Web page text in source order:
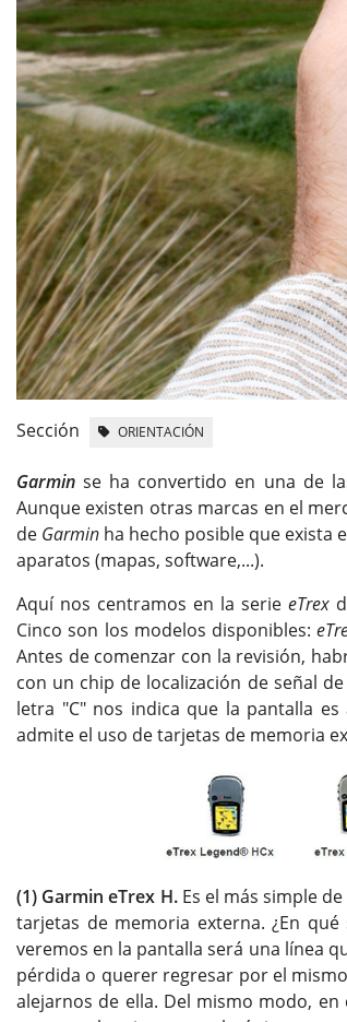
Sección ORIENTACIÓN
Garminse ha convertido en una de
Aunque existen otras marcas en el
de Garmin ha hecho posible que exista
aparatos (mapas, software,...).
Aquí nos centramos en la serie eTrex
Cinco son los modelos disponibles:
Antes de comenzar con la revisión,
con un chip de localización de señal
letra "C" nos indica que la pantalla es
admite el uso de tarjetas de memoria
(1) Garmin eTrex H.Es el más simple
tarjetas de memoria externa. ¿En
veremos en la pantalla será una línea
pérdida o querer regresar por el
alejarnos de ella. Del mismo modo,